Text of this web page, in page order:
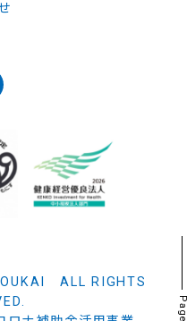
ALL RIGHTS